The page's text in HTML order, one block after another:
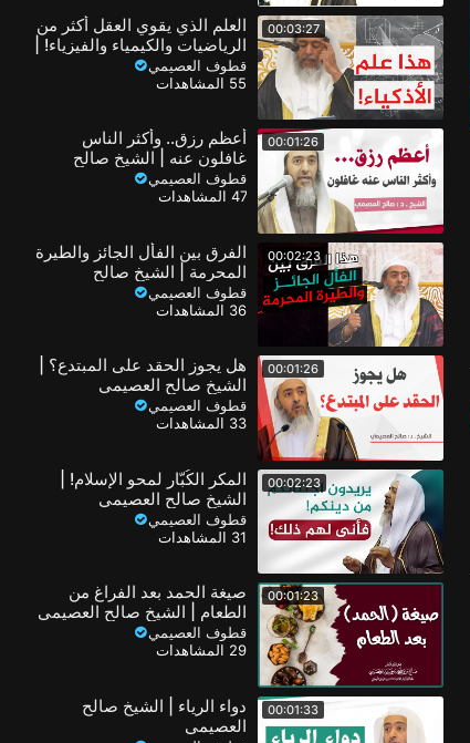
00:03:27
العلم الذي يقوي العقل أكثر من
الرياضيات والكيمياء والفيزياء! |
الشيخ صالح العصيمي
قطوف العصيمي
55 المشاهدات
00:01:26
أعظم رزق.. وأكثر الناس
غافلون عنه | الشيخ صالح
العصيمي
قطوف العصيمي
47 المشاهدات
00:02:23
الفرق بين الفأل الجائز والطيرة
المحرمة | الشيخ صالح
العصيمي
قطوف العصيمي
36 المشاهدات
00:01:26
هل يجوز الحقد على المبتدع؟ |
الشيخ صالح العصيمي
قطوف العصيمي
33 المشاهدات
00:02:23
المكر الكُبّار لمحو الإسلام! |
الشيخ صالح العصيمي
قطوف العصيمي
31 المشاهدات
00:01:23
صيغة الحمد بعد الفراغ من
الطعام | الشيخ صالح العصيمي
قطوف العصيمي
29 المشاهدات
00:01:33
دواء الرياء | الشيخ صالح
العصيمي